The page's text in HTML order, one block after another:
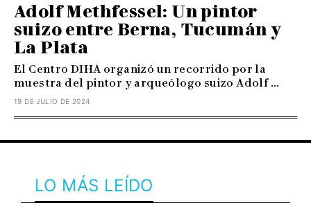
Adolf Methfessel: Un pintor
suizo entre Berna, Tucumán y
La Plata
El Centro DIHA organizó un recorrido por la
muestra del pintor y arqueólogo suizo Adolf ...
19 DE JULIO DE 2024
LO MÁS LEÍDO